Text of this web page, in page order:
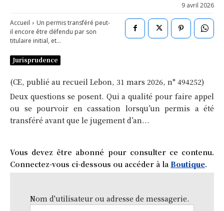
9 avril 2026
Accueil
Un permis transféré peut-
il encore être défendu par son
titulaire initial, et...
Jurisprudence
(CE, publié au recueil Lebon, 31 mars 2026, n° 494252)
Deux questions se posent. Qui a qualité pour faire appel
ou se pourvoir en cassation lorsqu’un permis a été
transféré avant que le jugement d’an...
Vous devez être abonné pour consulter ce contenu.
Connectez-vous ci-dessous ou accéder à la Boutique.
Nom d'utilisateur ou adresse de messagerie.